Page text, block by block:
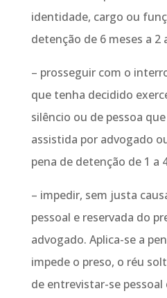
identidade, cargo ou
detenção de 6 meses a 2
– prosseguir com o
que tenha decidido
silêncio ou de pessoa
assistida por advogado
pena de detenção de 1 a
– impedir, sem justa
pessoal e reservada do
advogado. Aplica-se a
impede o preso, o réu
de entrevistar-se